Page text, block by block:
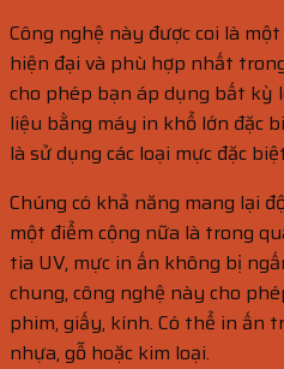
Công nghệ này được coi là
hiện đại và phù hợp nhất
cho phép bạn áp dụng bất kỳ
liệu bằng máy in khổ lớn đặc
là sử dụng các loại mực đặc
Chúng có khả năng mang lại
một điểm cộng nữa là trong
tia UV, mực in ấn không bị
chung, công nghệ này cho
phim, giấy, kính. Có thể in ấn
nhựa, gỗ hoặc kim loại.